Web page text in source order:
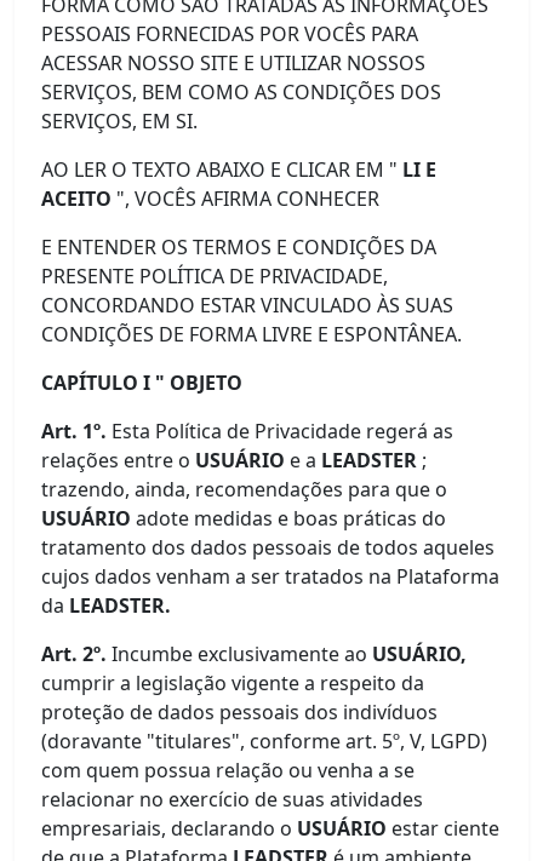
PESSOAIS FORNECIDAS POR VOCÊS PARA
ACESSAR NOSSO SITE E UTILIZAR NOSSOS
SERVIÇOS, BEM COMO AS CONDIÇÕES DOS
SERVIÇOS, EM SI.
AO LER O TEXTO ABAIXO E CLICAR EM " LI E
ACEITO ", VOCÊS AFIRMA CONHECER
E ENTENDER OS TERMOS E CONDIÇÕES DA
PRESENTE POLÍTICA DE PRIVACIDADE,
CONCORDANDO ESTAR VINCULADO ÀS SUAS
CONDIÇÕES DE FORMA LIVRE E ESPONTÂNEA.
CAPÍTULO I " OBJETO
Art. 1º. Esta Política de Privacidade regerá as
relações entre o USUÁRIO e a LEADSTER ;
trazendo, ainda, recomendações para que o
USUÁRIOadote medidas e boas práticas do
tratamento dos dados pessoais de todos aqueles
cujos dados venham a ser tratados na Plataforma
da LEADSTER.
Art. 2º.Incumbe exclusivamente ao USUÁRIO,
cumprir a legislação vigente a respeito da
proteção de dados pessoais dos indivíduos
(doravante "titulares", conforme art. 5º, V, LGPD)
com quem possua relação ou venha a se
relacionar no exercício de suas atividades
empresariais, declarando o USUÁRIO estar ciente